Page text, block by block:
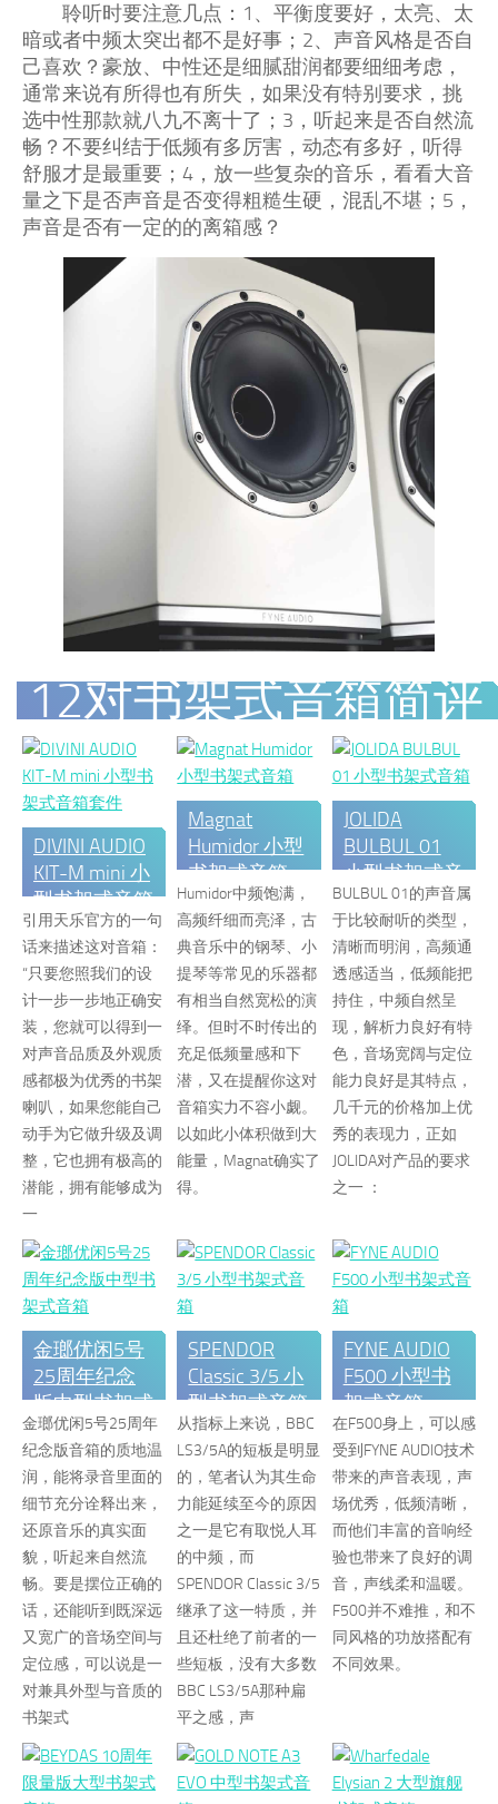
聆听时要注意几点：1、平衡度要好，太亮、太
暗或者中频太突出都不是好事；2、声音风格是否自
己喜欢？豪放、中性还是细腻甜润都要细细考虑，
通常来说有所得也有所失，如果没有特别要求，挑
选中性那款就八九不离十了；3，听起来是否自然流
畅？不要纠结于低频有多厉害，动态有多好，听得
舒服才是最重要；4，放一些复杂的音乐，看看大音
量之下是否声音是否变得粗糙生硬，混乱不堪；5，
声音是否有一定的的离箱感？
12对书架式音箱简评
DIVINI AUDIO
KIT-M mini 小
型书架式音箱
套件
引用天乐官方的一句
话来描述这对音箱：
“只要您照我们的设
计一步一步地正确安
装，您就可以得到一
对声音品质及外观质
感都极为优秀的书架
喇叭，如果您能自己
动手为它做升级及调
整，它也拥有极高的
潜能，拥有能够成为
一
Magnat
Humidor 小型
书架式音箱
Humidor中频饱满，
高频纤细而亮泽，古
典音乐中的钢琴、小
提琴等常见的乐器都
有相当自然宽松的演
绎。但时不时传出的
充足低频量感和下
潜，又在提醒你这对
音箱实力不容小觑。
以如此小体积做到大
能量，Magnat确实了
得。
JOLIDA
BULBUL 01
小型书架式音
箱
BULBUL 01的声音属
于比较耐听的类型，
清晰而明润，高频通
透感适当，低频能把
持住，中频自然呈
现，解析力良好有特
色，音场宽阔与定位
能力良好是其特点，
几千元的价格加上优
秀的表现力，正如
JOLIDA对产品的要求
之一 ：
金瑯优闲5号
25周年纪念
版中型书架式
音箱
金瑯优闲5号25周年
纪念版音箱的质地温
润，能将录音里面的
细节充分诠释出来，
还原音乐的真实面
貌，听起来自然流
畅。要是摆位正确的
话，还能听到既深远
又宽广的音场空间与
定位感，可以说是一
对兼具外型与音质的
书架式
SPENDOR
Classic 3/5 小
型书架式音箱
从指标上来说，BBC
LS3/5A的短板是明显
的，笔者认为其生命
力能延续至今的原因
之一是它有取悦人耳
的中频，而
SPENDOR Classic 3/5
继承了这一特质，并
且还杜绝了前者的一
些短板，没有大多数
BBC LS3/5A那种扁
平之感，声
FYNE AUDIO
F500 小型书
架式音箱
在F500身上，可以感
受到FYNE AUDIO技术
带来的声音表现，声
场优秀，低频清晰，
而他们丰富的音响经
验也带来了良好的调
音，声线柔和温暖。
F500并不难推，和不
同风格的功放搭配有
不同效果。